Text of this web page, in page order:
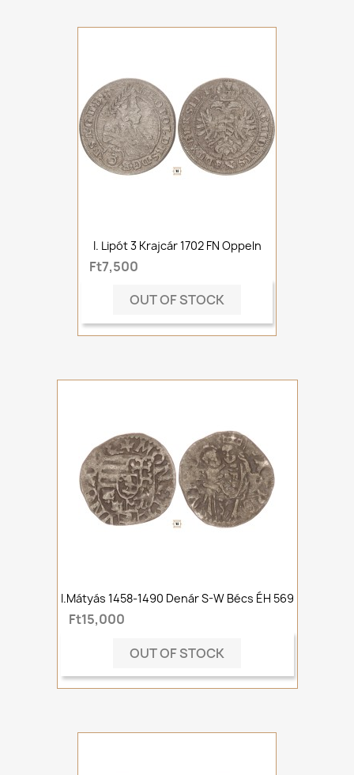
I. Lipót 3 Krajcár 1702 FN Oppeln
Ft7,500
OUT OF STOCK
I.Mátyás 1458-1490 Denár S-W Bécs ÉH 569
Ft15,000
OUT OF STOCK